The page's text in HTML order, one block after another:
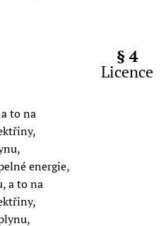
§ 4
Licence
to na
energie,
a to na